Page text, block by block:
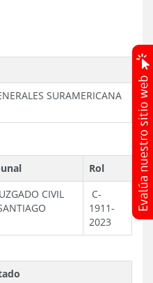
SURAMERICANA
Rol
CIVIL
C-
1911-
2023